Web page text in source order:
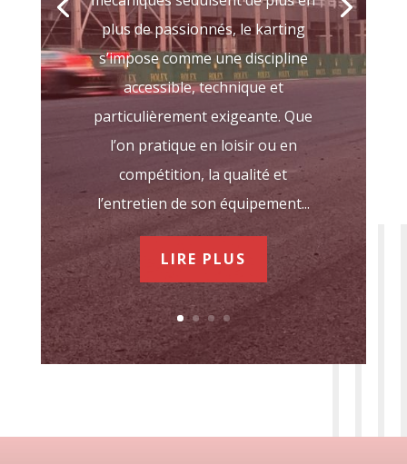
plus de passionnés, le karting
s’impose comme une discipline
accessible, technique et
particulièrement exigeante. Que
l’on pratique en loisir ou en
compétition, la qualité et
l’entretien de son équipement...
LIRE PLUS